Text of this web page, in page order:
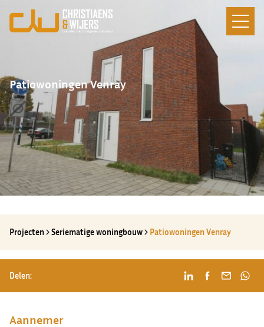
Patiowoningen Venray
Projecten Seriematige woningbouw Patiowoningen Venray
Delen:
Aannemer